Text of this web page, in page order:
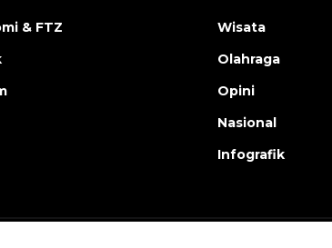
& FTZ
Wisata
Olahraga
Opini
Nasional
Infografik